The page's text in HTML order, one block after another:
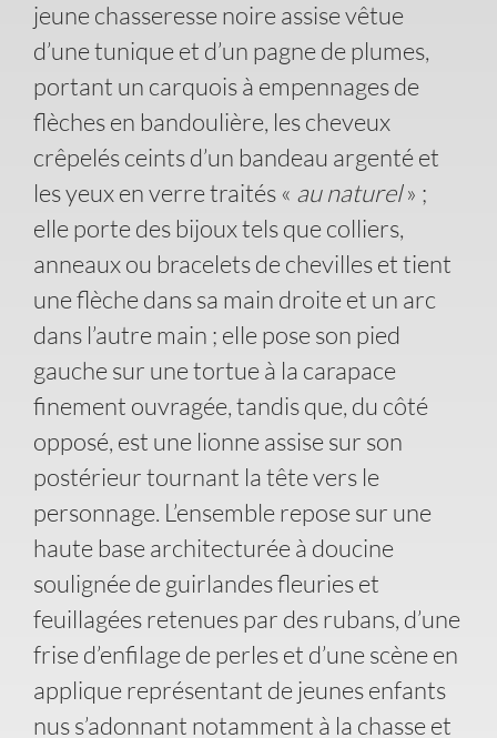
jeune chasseresse noire assise vêtue
d’une tunique et d’un pagne de plumes,
portant un carquois à empennages de
flèches en bandoulière, les cheveux
crêpelés ceints d’un bandeau argenté et
les yeux en verre traités « au naturel» ;
elle porte des bijoux tels que colliers,
anneaux ou bracelets de chevilles et tient
une flèche dans sa main droite et un arc
dans l’autre main ; elle pose son pied
gauche sur une tortue à la carapace
finement ouvragée, tandis que, du côté
opposé, est une lionne assise sur son
postérieur tournant la tête vers le
personnage. L’ensemble repose sur une
haute base architecturée à doucine
soulignée de guirlandes fleuries et
feuillagées retenues par des rubans, d’une
frise d’enfilage de perles et d’une scène en
applique représentant de jeunes enfants
nus s’adonnant notamment à la chasse et